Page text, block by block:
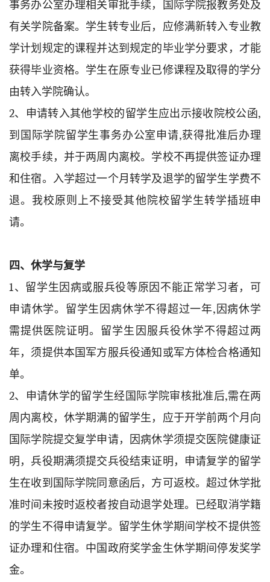
事务办公室办理相关审批手续，国际学院报教务处及
有关学院备案。学生转专业后，应修满新转入专业教
学计划规定的课程并达到规定的毕业学分要求，才能
获得毕业资格。学生在原专业已修课程及取得的学分
由转入学院确认。
2、申请转入其他学校的留学生应出示接收院校公函,
到国际学院留学生事务办公室申请,获得批准后办理
离校手续，并于两周内离校。学校不再提供签证办理
和住宿。入学超过一个月转学及退学的留学生学费不
退。我校原则上不接受其他院校留学生转学插班申
请。
四、休学与复学
1、留学生因病或服兵役等原因不能正常学习者，可
申请休学。留学生因病休学不得超过一年,因病休学
需提供医院证明。留学生因服兵役休学不得超过两
年，须提供本国军方服兵役通知或军方体检合格通知
单。
2、申请休学的留学生经国际学院审核批准后,需在两
周内离校，休学期满的留学生，应于开学前两个月向
国际学院提交复学申请，因病休学须提交医院健康证
明，兵役期满须提交兵役结束证明，申请复学的留学
生在收到国际学院同意函后，方可返校。超过休学批
准时间未按时返校者按自动退学处理。已经取消学籍
的学生不得申请复学。留学生休学期间学校不提供签
证办理和住宿。中国政府奖学金生休学期间停发奖学
金。